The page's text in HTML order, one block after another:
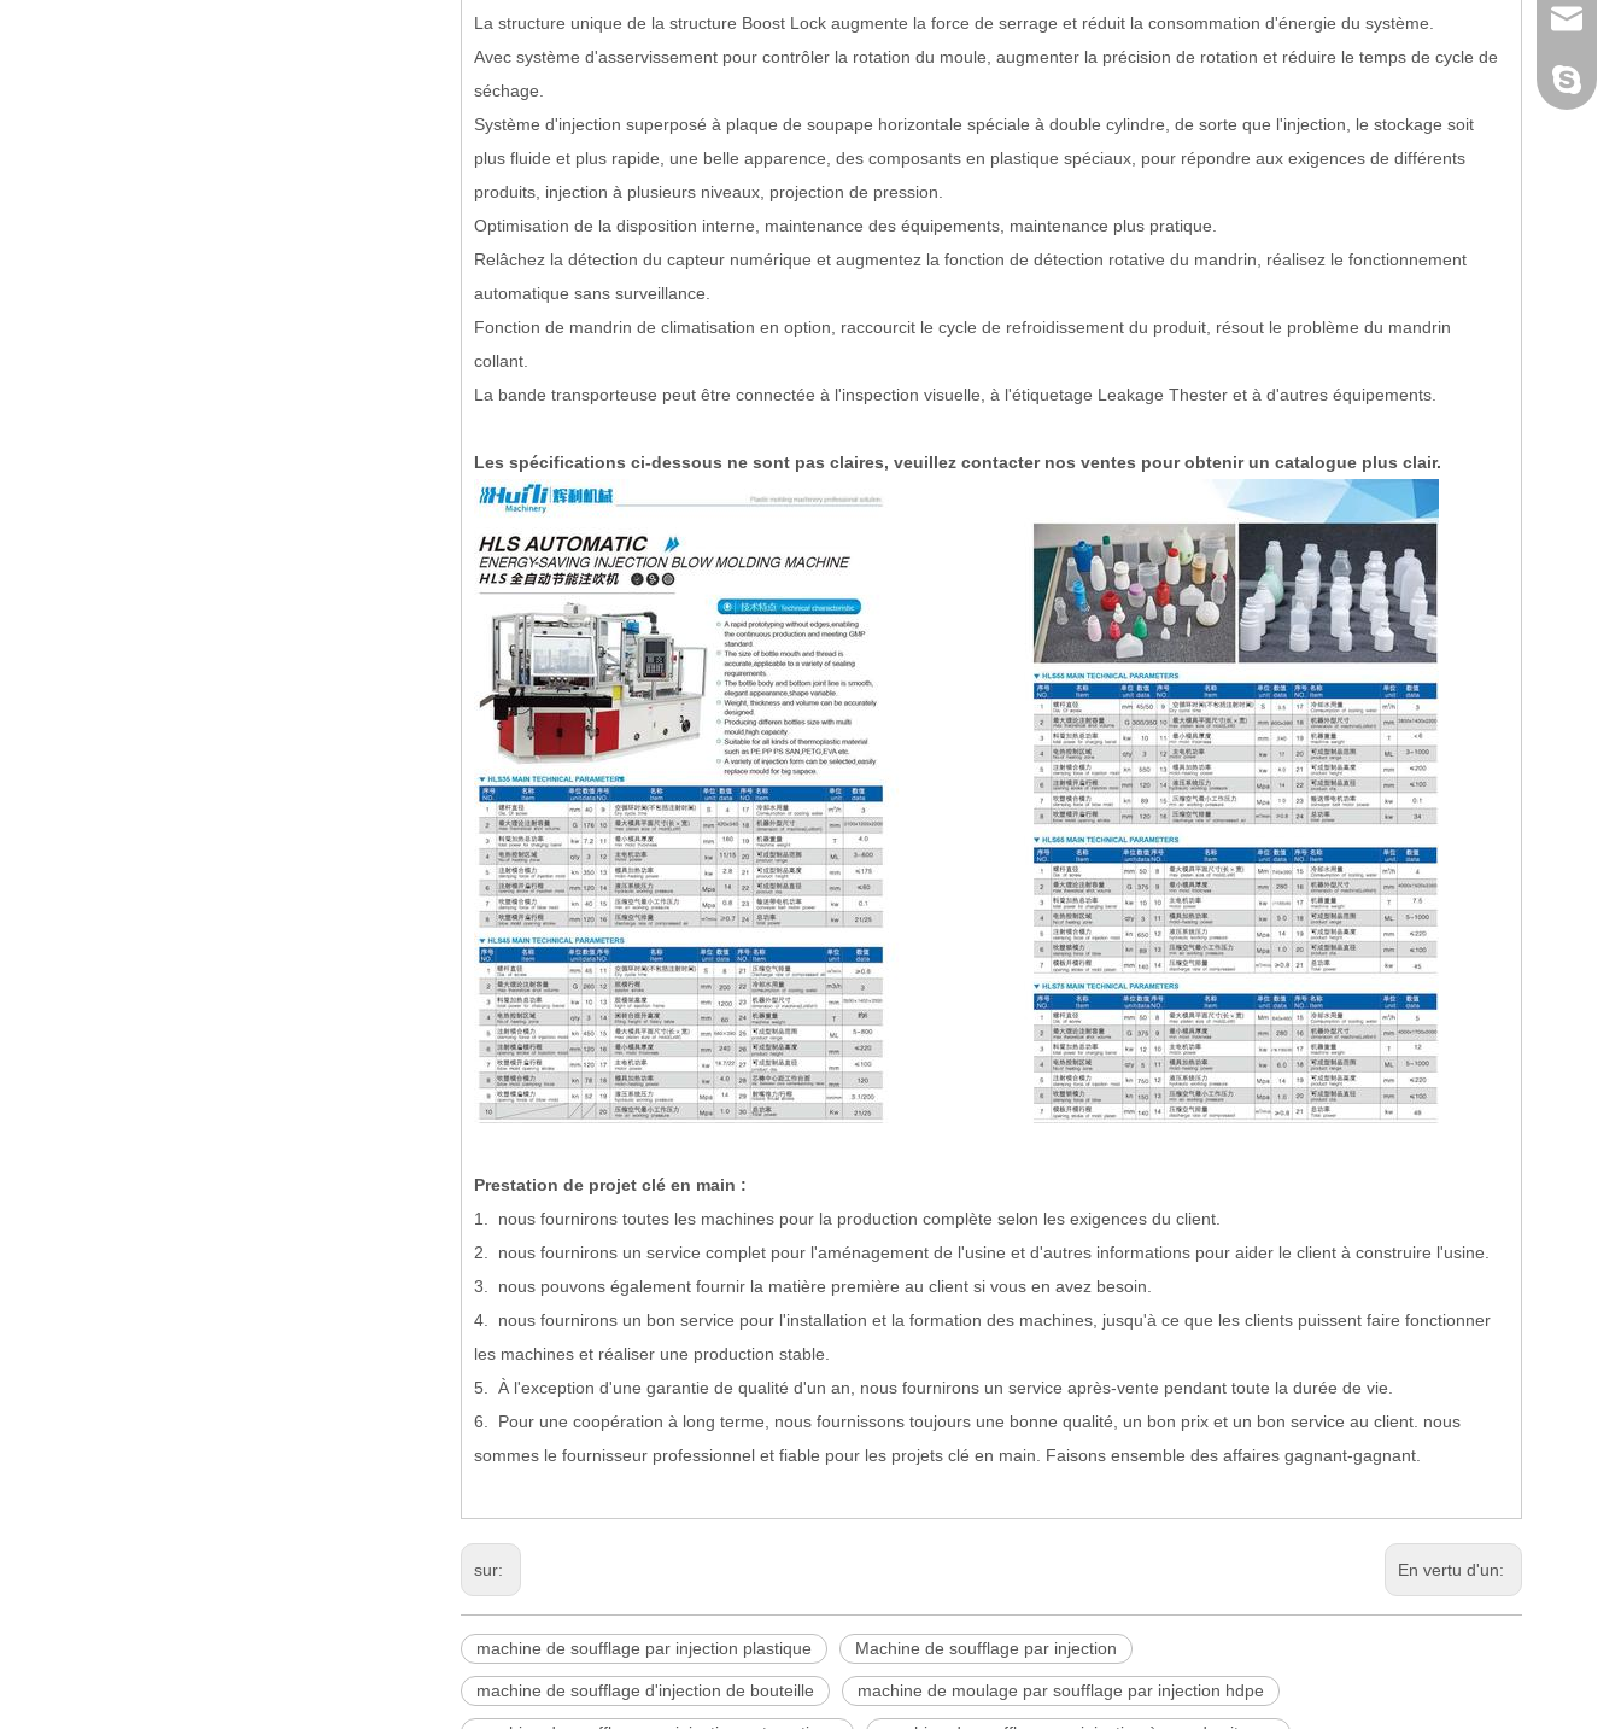
La structure unique de la structure Boost Lock augmente la force de serrage et réduit la consommation d'énergie du système.
Avec système d'asservissement pour contrôler la rotation du moule, augmenter la précision de rotation et réduire le temps de cycle de
séchage.
Système d'injection superposé à plaque de soupape horizontale spéciale à double cylindre, de sorte que l'injection, le stockage soit
plus fluide et plus rapide, une belle apparence, des composants en plastique spéciaux, pour répondre aux exigences de différents
produits, injection à plusieurs niveaux, projection de pression.
Optimisation de la disposition interne, maintenance des équipements, maintenance plus pratique.
Relâchez la détection du capteur numérique et augmentez la fonction de détection rotative du mandrin, réalisez le fonctionnement
automatique sans surveillance.
Fonction de mandrin de climatisation en option, raccourcit le cycle de refroidissement du produit, résout le problème du mandrin
collant.
La bande transporteuse peut être connectée à l'inspection visuelle, à l'étiquetage Leakage Thester et à d'autres équipements.
Les spécifications ci-dessous ne sont pas claires, veuillez contacter nos ventes pour obtenir un catalogue plus clair.
Prestation de projet clé en main :
1. nous fournirons toutes les machines pour la production complète selon les exigences du client.
2. nous fournirons un service complet pour l'aménagement de l'usine et d'autres informations pour aider le client à construire l'usine.
3. nous pouvons également fournir la matière première au client si vous en avez besoin.
4. nous fournirons un bon service pour l'installation et la formation des machines, jusqu'à ce que les clients puissent faire fonctionner
les machines et réaliser une production stable.
5. À l'exception d'une garantie de qualité d'un an, nous fournirons un service après-vente pendant toute la durée de vie.
6. Pour une coopération à long terme, nous fournissons toujours une bonne qualité, un bon prix et un bon service au client. nous
sommes le fournisseur professionnel et fiable pour les projets clé en main. Faisons ensemble des affaires gagnant-gagnant.
sur: En vertu d'un:
machine de soufflage par injection plastique Machine de soufflage par injection
machine de soufflage d'injection de bouteille machine de moulage par soufflage par injection hdpe